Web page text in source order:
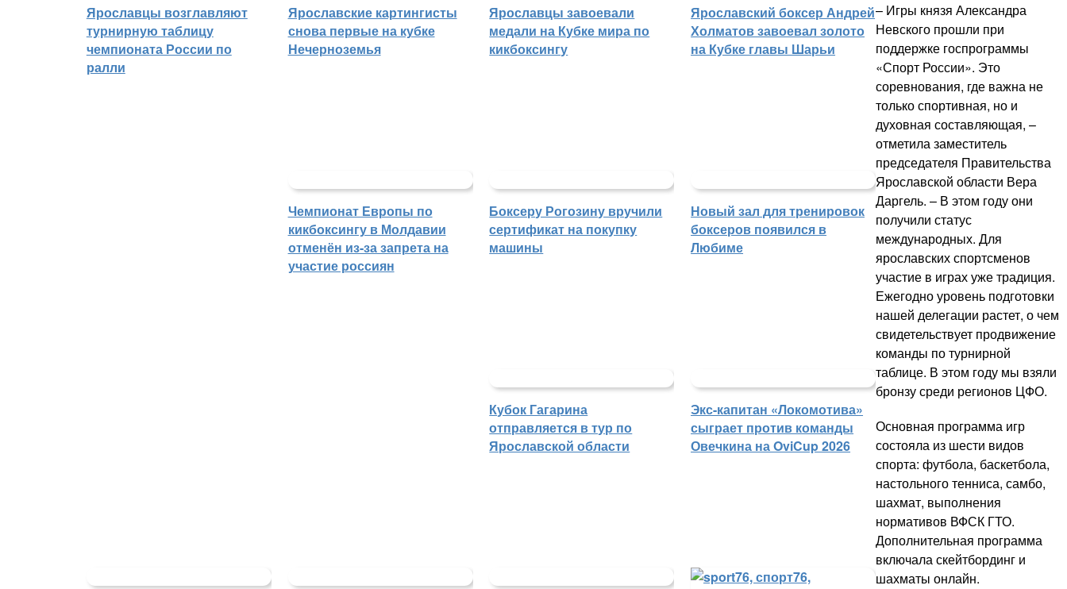
Ярославцы возглавляют
турнирную таблицу
чемпионата России по
ралли
Ярославские картингисты
снова первые на кубке
Нечерноземья
Ярославцы завоевали
медали на Кубке мира по
кикбоксингу
Ярославский боксер Андрей
Холматов завоевал золото
на Кубке главы Шарьи
Чемпионат Европы по
кикбоксингу в Молдавии
отменён из-за запрета на
участие россиян
Боксеру Рогозину вручили
сертификат на покупку
машины
Новый зал для тренировок
боксеров появился в
Любиме
Кубок Гагарина
отправляется в тур по
Ярославской области
Экс-капитан «Локомотива»
сыграет против команды
Овечкина на OviCup 2026
– Игры князя Александра
Невского прошли при
поддержке госпрограммы
«Спорт России». Это
соревнования, где важна не
только спортивная, но и
духовная составляющая, –
отметила заместитель
председателя Правительства
Ярославской области Вера
Даргель. – В этом году они
получили статус
международных. Для
ярославских спортсменов
участие в играх уже традиция.
Ежегодно уровень подготовки
нашей делегации растет, о чем
свидетельствует продвижение
команды по турнирной
таблице. В этом году мы взяли
бронзу среди регионов ЦФО.
Основная программа игр
состояла из шести видов
спорта: футбола, баскетбола,
настольного тенниса, самбо,
шахмат, выполнения
нормативов ВФСК ГТО.
Дополнительная программа
включала скейтбординг и
шахматы онлайн.